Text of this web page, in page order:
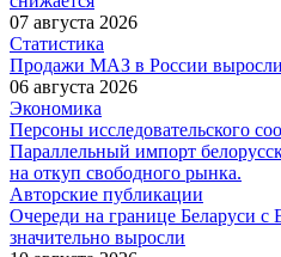
07 августа 2026
Статистика
Продажи МАЗ в России
06 августа 2026
Экономика
Персоны исследовательского
Параллельный импорт
на откуп свободного рынка.
Авторские публикации
Очереди на границе Беларуси с
значительно выросли